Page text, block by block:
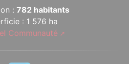
: 782 habitants
: 1 576 ha
Communauté